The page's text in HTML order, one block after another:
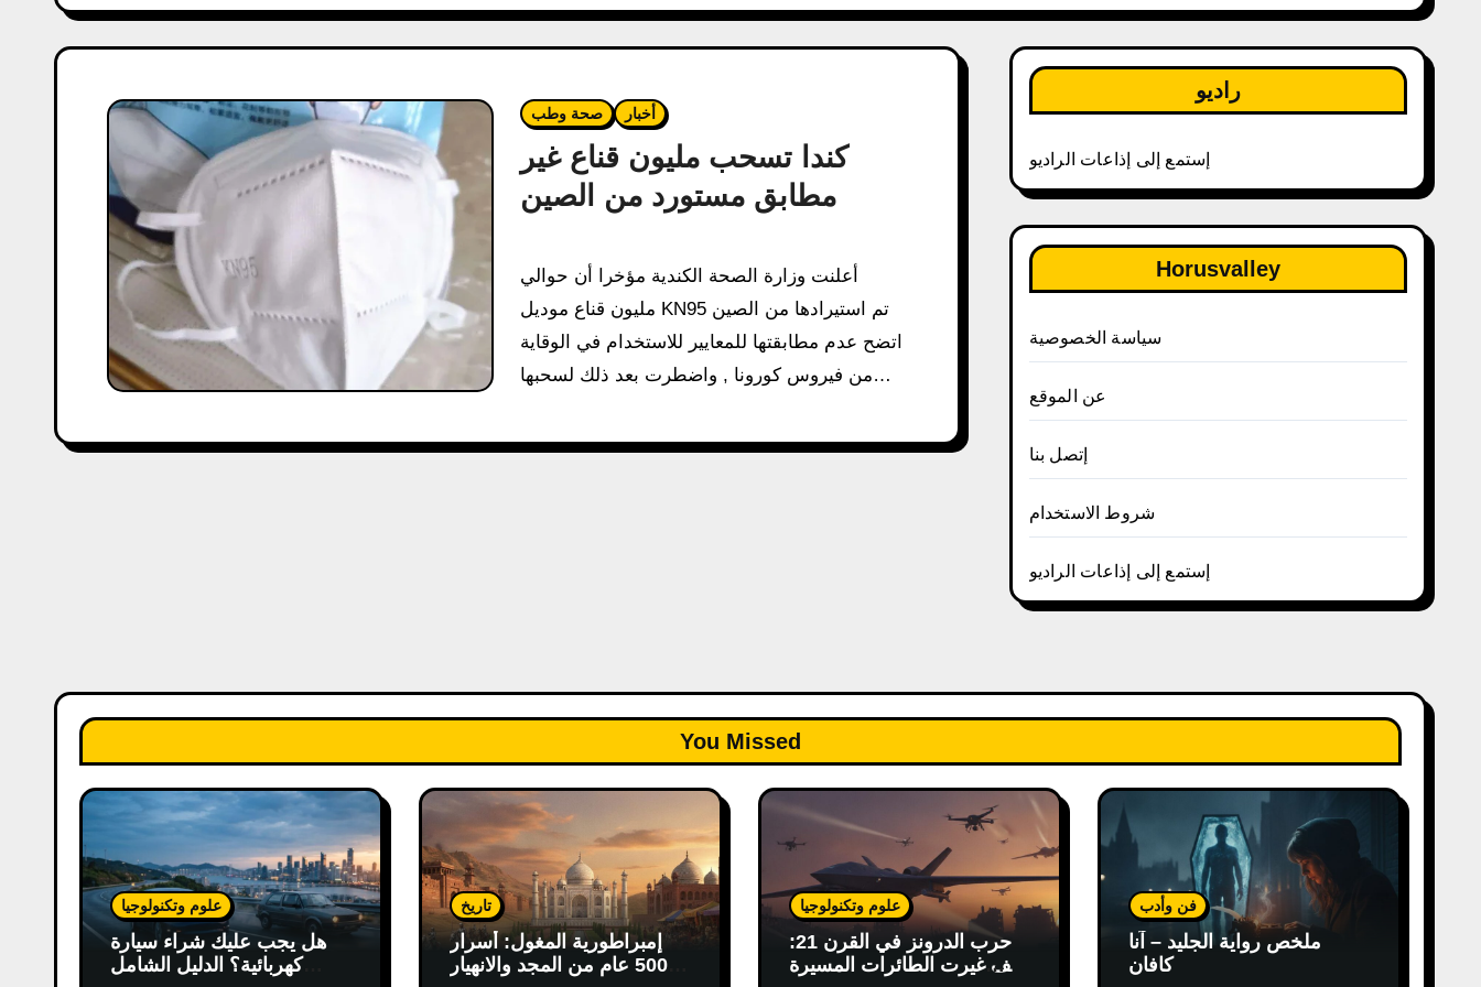
صحة وطب أخبار
كندا تسحب مليون قناع غير
مطابق مستورد من الصين
مليون قناع موديل KN95 تم استيرادها من الصين
اتضح عدم مطابقتها للمعايير للاستخدام في الوقاية
من فيروس كورونا , واضطرت بعد ذلك لسحبها…
راديو
إستمع إلى إذاعات الراديو
Horusvalley
سياسة الخصوصية
عن الموقع
إتصل بنا
شروط الاستخدام
إستمع إلى إذاعات الراديو
You Missed
علوم وتكنولوجيا
هل يجب عليك شراء سيارة
كهربائية؟ الدليل الشامل
تاريخ
إمبراطورية المغول: أسرار
500 عام من المجد والانهيار
علوم وتكنولوجيا
حرب الدرونز في القرن 21:
كيف غيرت الطائرات المسيرة
فن وأدب
ملخص رواية الجليد – آنا
كافان